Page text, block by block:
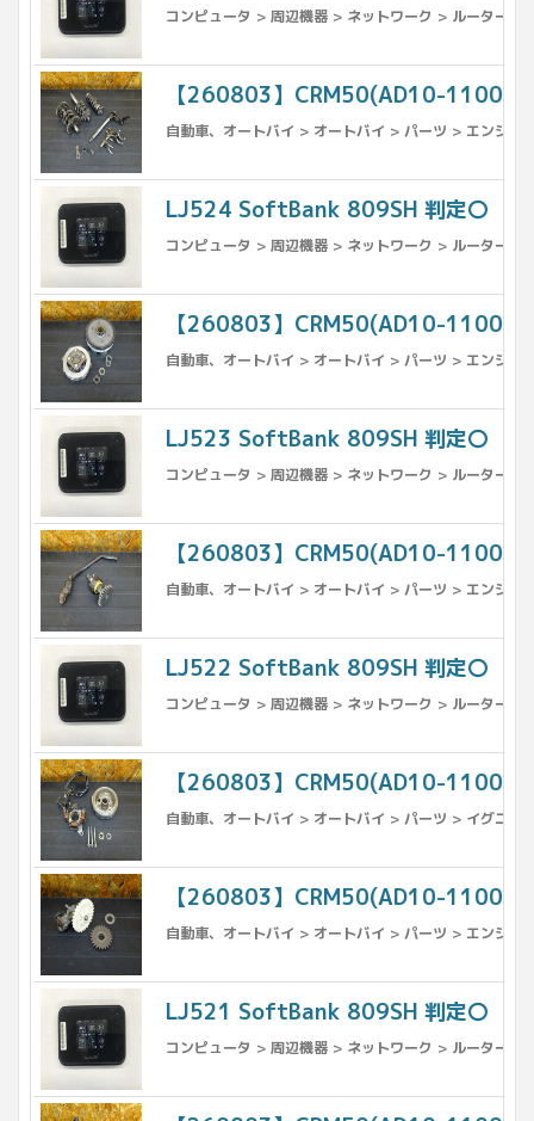
コンピュータ > 周辺機器 > ネットワーク > ルーター
【260803】CRM50(AD10-1100)◇
自動車、オートバイ > オートバイ > パーツ > エンジン
LJ524 SoftBank 809SH 判定〇
コンピュータ > 周辺機器 > ネットワーク > ルーター
【260803】CRM50(AD10-1100)◇
自動車、オートバイ > オートバイ > パーツ > エンジン
LJ523 SoftBank 809SH 判定〇
コンピュータ > 周辺機器 > ネットワーク > ルーター
【260803】CRM50(AD10-1100)◇
自動車、オートバイ > オートバイ > パーツ > エンジン
LJ522 SoftBank 809SH 判定〇
コンピュータ > 周辺機器 > ネットワーク > ルーター
【260803】CRM50(AD10-1100)◇
自動車、オートバイ > オートバイ > パーツ > イグニッ
【260803】CRM50(AD10-1100)◇
自動車、オートバイ > オートバイ > パーツ > エンジン
LJ521 SoftBank 809SH 判定〇
コンピュータ > 周辺機器 > ネットワーク > ルーター